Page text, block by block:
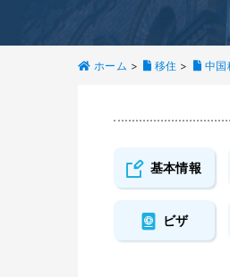
ホーム > 移住 > 中国
基本情報
ビザ